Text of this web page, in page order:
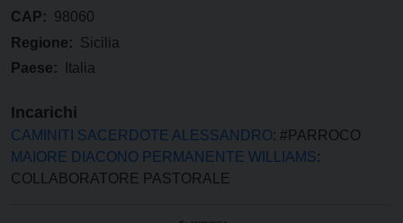
CAP: 98060
Regione: Sicilia
Paese:
Italia
Incarichi
CAMINITI SACERDOTE ALESSANDRO: #PARROCO
MAIORE DIACONO PERMANENTE WILLIAMS:
COLLABORATORE PASTORALE